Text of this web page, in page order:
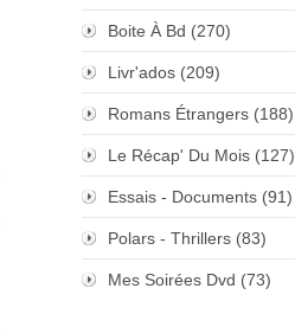
Boite À Bd (270)
Livr'ados (209)
Romans Étrangers (188)
Le Récap' Du Mois (127)
Essais - Documents (91)
Polars - Thrillers (83)
Mes Soirées Dvd (73)